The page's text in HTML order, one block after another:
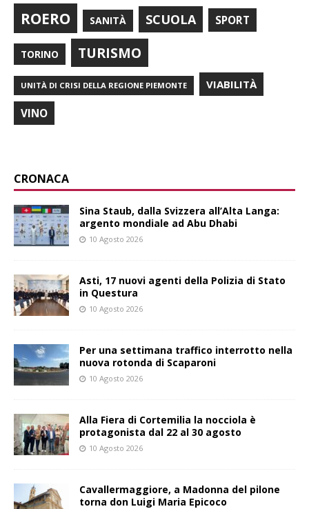
ROERO SANITÀ SCUOLA SPORT
TORINO TURISMO
UNITÀ DI CRISI DELLA REGIONE PIEMONTE VIABILITÀ
VINO
CRONACA
Sina Staub, dalla Svizzera all’Alta Langa:
argento mondiale ad Abu Dhabi
10 Agosto 2026
Asti, 17 nuovi agenti della Polizia di Stato
in Questura
10 Agosto 2026
Per una settimana traffico interrotto nella
nuova rotonda di Scaparoni
10 Agosto 2026
Alla Fiera di Cortemilia la nocciola è
protagonista dal 22 al 30 agosto
10 Agosto 2026
Cavallermaggiore, a Madonna del pilone
torna don Luigi Maria Epicoco